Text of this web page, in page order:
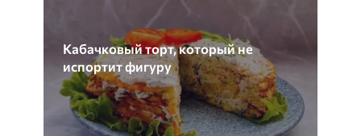
Кабачковый торт, который не
испортит фигуру